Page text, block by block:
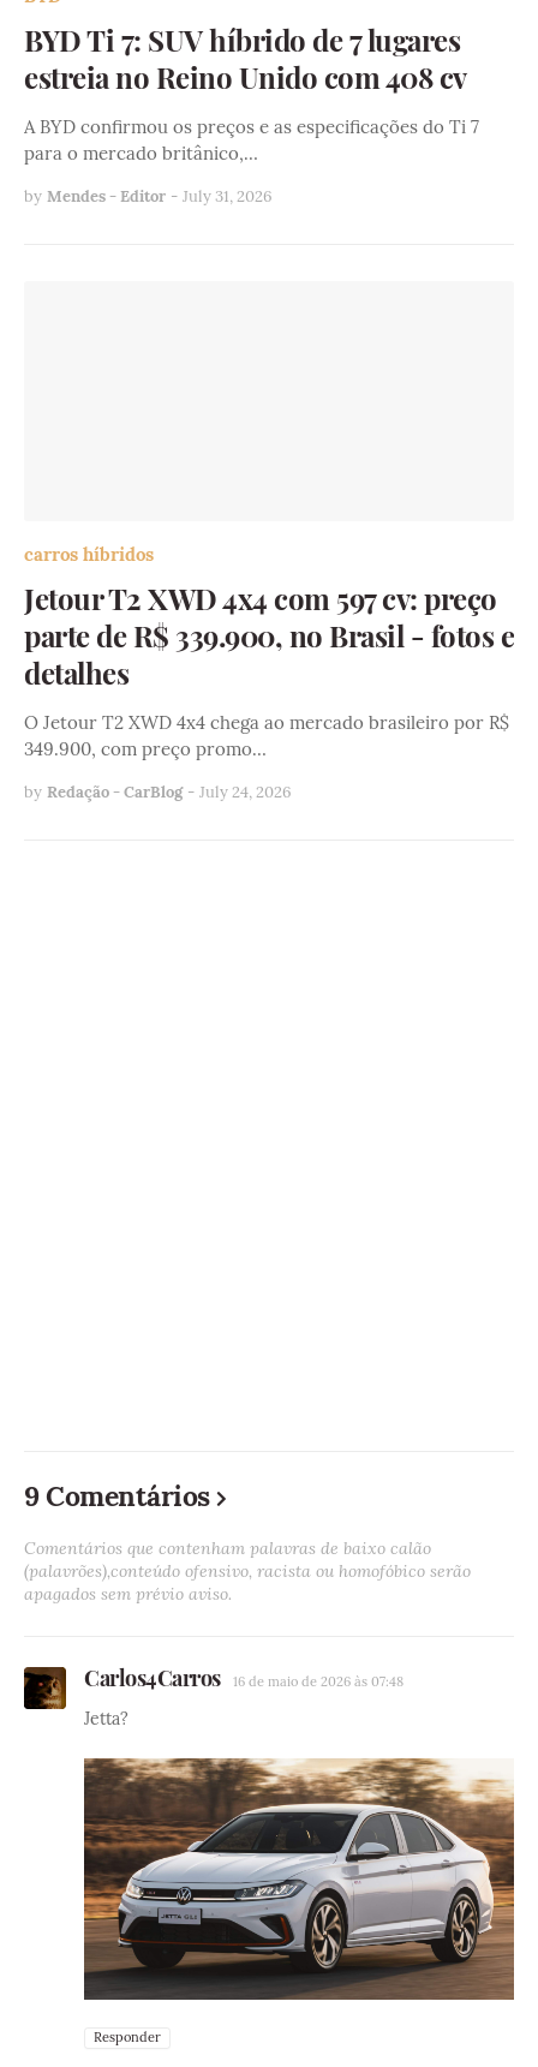
BYD Ti 7: SUV híbrido de 7 lugares
estreia no Reino Unido com 408 cv
A BYD confirmou os preços e as especificações do Ti 7
para o mercado britânico,…
by Mendes - Editor - July 31, 2026
carros híbridos
Jetour T2 XWD 4x4 com 597 cv: preço
parte de R$ 339.900, no Brasil - fotos e
detalhes
O Jetour T2 XWD 4x4 chega ao mercado brasileiro por R$
349.900, com preço promo…
by Redação - CarBlog - July 24, 2026
9 Comentários
Comentários que contenham palavras de baixo calão
(palavrões),conteúdo ofensivo, racista ou homofóbico serão
apagados sem prévio aviso.
Carlos4Carros 16 de maio de 2026 às 07:48
Jetta?
Responder